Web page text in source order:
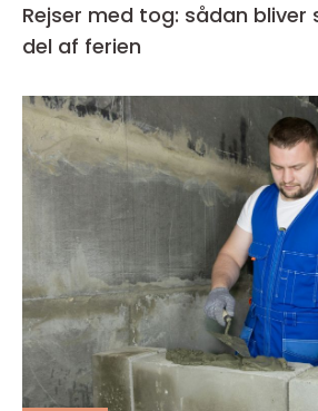
Rejser med tog: sådan bliver
del af ferien